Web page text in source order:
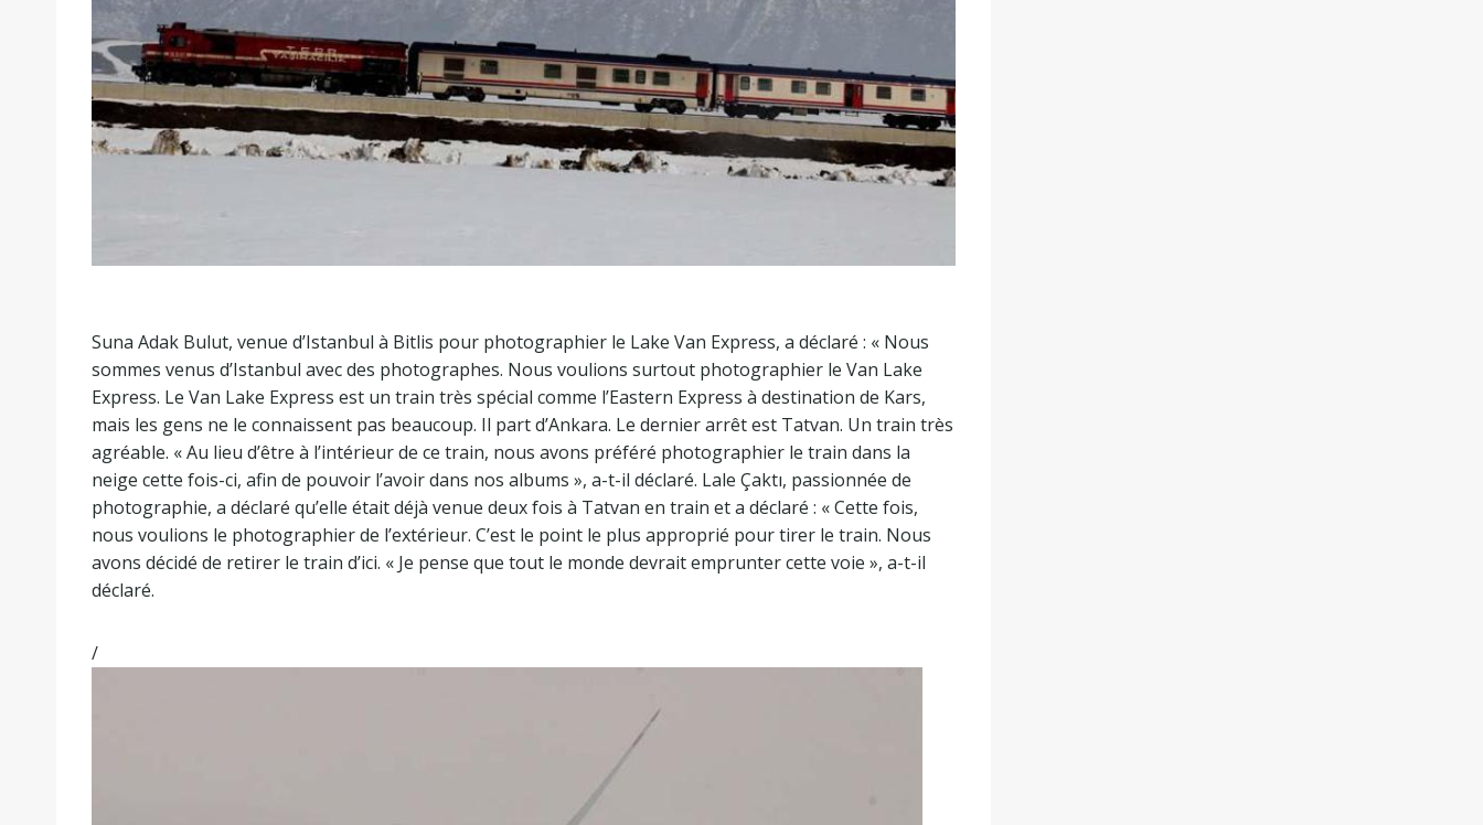
Suna Adak Bulut, venue d’Istanbul à Bitlis pour photographier le Lake Van Express, a déclaré : « Nous
sommes venus d’Istanbul avec des photographes. Nous voulions surtout photographier le Van Lake
Express. Le Van Lake Express est un train très spécial comme l’Eastern Express à destination de Kars,
mais les gens ne le connaissent pas beaucoup. Il part d’Ankara. Le dernier arrêt est Tatvan. Un train très
agréable. « Au lieu d’être à l’intérieur de ce train, nous avons préféré photographier le train dans la
neige cette fois-ci, afin de pouvoir l’avoir dans nos albums », a-t-il déclaré. Lale Çaktı, passionnée de
photographie, a déclaré qu’elle était déjà venue deux fois à Tatvan en train et a déclaré : « Cette fois,
nous voulions le photographier de l’extérieur. C’est le point le plus approprié pour tirer le train. Nous
avons décidé de retirer le train d’ici. « Je pense que tout le monde devrait emprunter cette voie », a-t-il
déclaré.
/